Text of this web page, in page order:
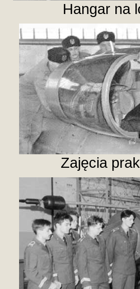
Hangar na
Zajęcia